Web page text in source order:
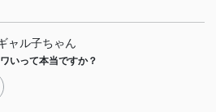
ャル子ちゃん
いって本当ですか？